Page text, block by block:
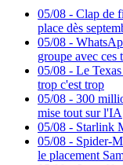
05/08 - Clap de
place dès
05/08 -
groupe avec ces
05/08 - Le
trop c'est trop
05/08 - 300
mise tout sur l'IA
05/08 - Starlink
05/08 - Spider-
le placement